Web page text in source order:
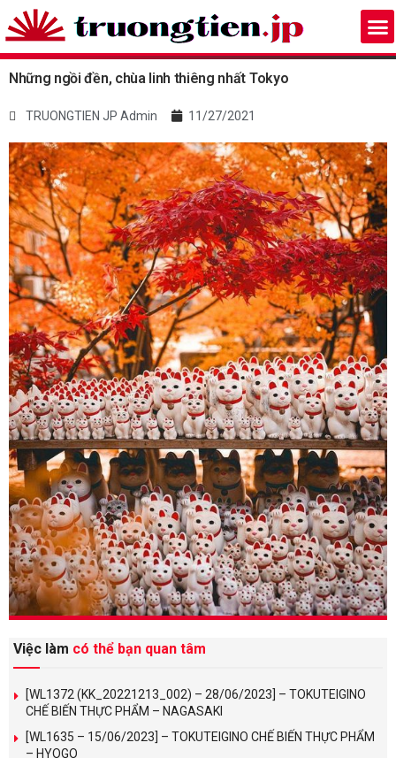
Những ngồi đền, chùa linh thiêng nhất Tokyo
TRUONGTIEN JP Admin 11/27/2021
Việc làm có thể bạn quan tâm
[WL1372 (KK_20221213_002) – 28/06/2023] – TOKUTEIGINO
CHẾ BIẾN THỰC PHẨM – NAGASAKI
[WL1635 – 15/06/2023] – TOKUTEIGINO CHẾ BIẾN THỰC PHẨM
– HYOGO